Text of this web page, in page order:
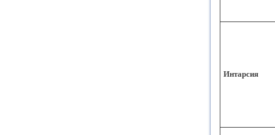
Интарсия